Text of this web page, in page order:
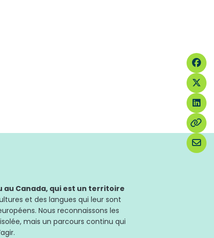
au Canada, qui est un territoire
et des langues qui leur sont
Nous reconnaissons les
mais un parcours continu qui